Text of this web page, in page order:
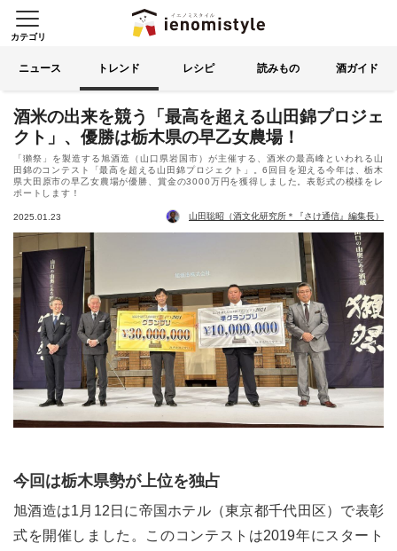
イエノミスタイル 家飲みを楽
カテゴリ
る
ニュース トレンド レシピ 読みもの 酒ガイド
酒米の出来を競う「最高を超える山田錦プロジェ
クト」、優勝は栃木県の早乙女農場！
「獺祭」を製造する旭酒造（山口県岩国市）が主催する、酒米の最高峰といわれる山
田錦のコンテスト「最高を超える山田錦プロジェクト」。6回目を迎える今年は、栃木
県大田原市の早乙女農場が優勝、賞金の3000万円を獲得しました。表彰式の模様をレ
ポートします！
2025.01.23 山田聡昭（酒文化研究所＊『さけ通信』編集長）
今回は栃木県勢が上位を独占
旭酒造は1月12日に帝国ホテル（東京都千代田区）で表彰
式を開催しました。このコンテストは2019年にスタート